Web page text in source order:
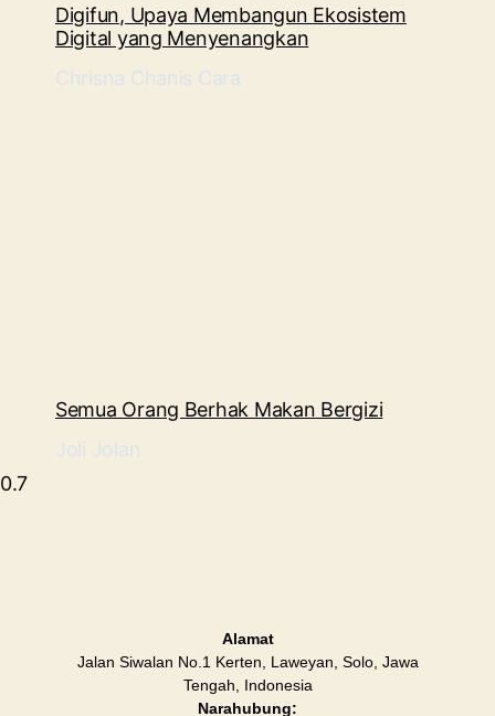
Digifun, Upaya Membangun Ekosistem
Digital yang Menyenangkan
Chrisna Chanis Cara
Semua Orang Berhak Makan Bergizi
Joli Jolan
Alamat
Jalan Siwalan No.1 Kerten, Laweyan, Solo, Jawa
Tengah, Indonesia
Narahubung: